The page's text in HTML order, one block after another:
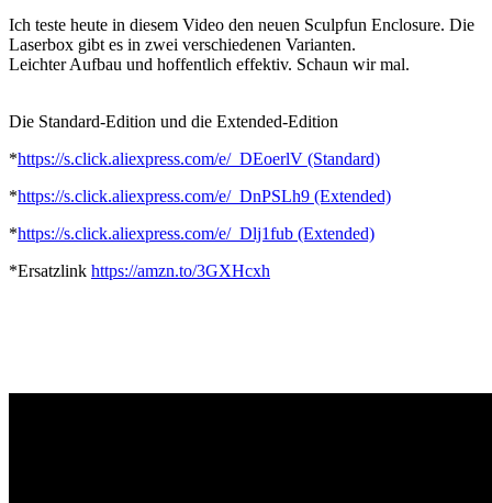
Ich teste heute in diesem Video den neuen Sculpfun Enclosure. Die
Laserbox gibt es in zwei verschiedenen Varianten.
Leichter Aufbau und hoffentlich effektiv. Schaun wir mal.
Die Standard-Edition und die Extended-Edition
*https://s.click.aliexpress.com/e/_DEoerlV (Standard)
*https://s.click.aliexpress.com/e/_DnPSLh9 (Extended)
*https://s.click.aliexpress.com/e/_Dlj1fub (Extended)
*Ersatzlink https://amzn.to/3GXHcxh